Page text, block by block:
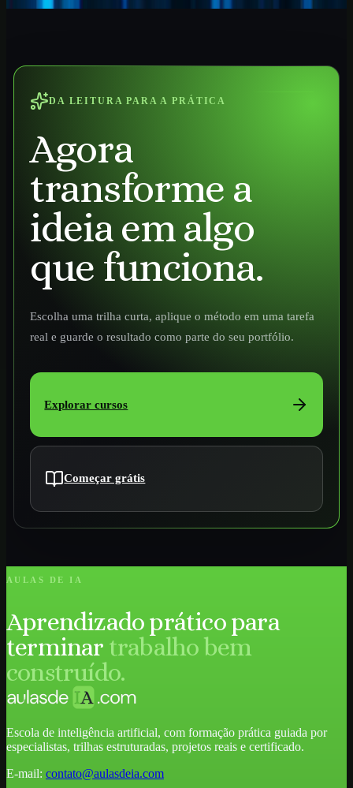
DA LEITURA PARA A PRÁTICA
Agora
transforme a
ideia em algo
que funciona.
Escolha uma trilha curta, aplique o método em uma tarefa
real e guarde o resultado como parte do seu portfólio.
Explorar cursos
Começar grátis
AULAS DE IA
Aprendizado prático para
terminar trabalho bem
construído.
Escola de inteligência artificial, com formação prática guiada por
especialistas, trilhas estruturadas, projetos reais e certificado.
E-mail: contato@aulasdeia.com